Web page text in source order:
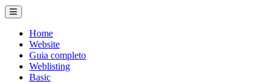
Home
Website
Guia completo
Weblisting
Basic